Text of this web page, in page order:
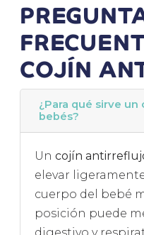
COJÍN
¿Para qué sirve
bebés?
Un cojín
elevar
cuerpo del bebé
posición puede